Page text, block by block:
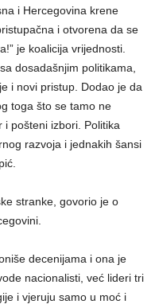
i Hercegovina krene
i otvorena da se
je koalicija vrijednosti.
dosadašnjim politikama,
i novi pristup. Dodao je da
toga što se tamo ne
i pošteni izbori. Politika
razvoja i jednakih šansi
stranke, govorio je o
decenijama i ona je
nacionalisti, već lideri tri
i vjeruju samo u moć i